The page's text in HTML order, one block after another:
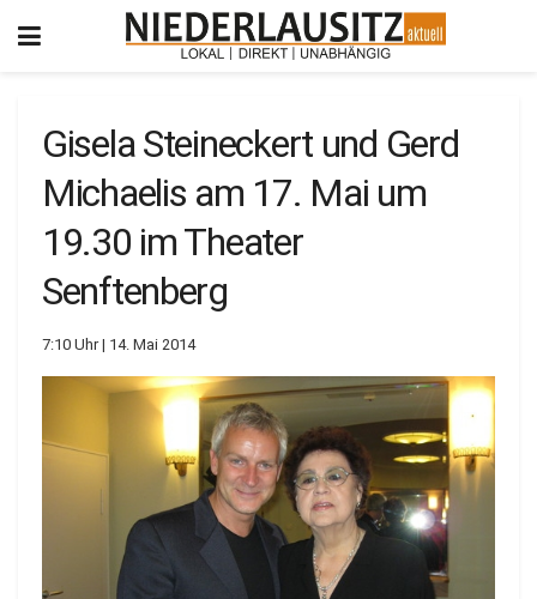
Gisela Steineckert und Gerd
Michaelis am 17. Mai um
19.30 im Theater
Senftenberg
7:10 Uhr | 14. Mai 2014